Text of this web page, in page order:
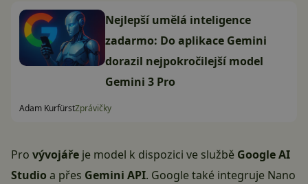
Nejlepší umělá inteligence
zadarmo: Do aplikace Gemini
dorazil nejpokročilejší model
Gemini 3 Pro
Adam KurfürstZprávičky
Pro vývojáře je model k dispozici ve službě Google AI
Studio a přes Gemini API. Google také integruje Nano